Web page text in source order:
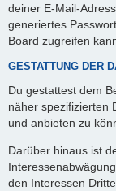
deiner E-Mail-
generiertes
Board zugreifen
GESTATTUNG DER
Du gestattest dem
näher spezifizierten
und anbieten zu
Darüber hinaus ist
den Interessen